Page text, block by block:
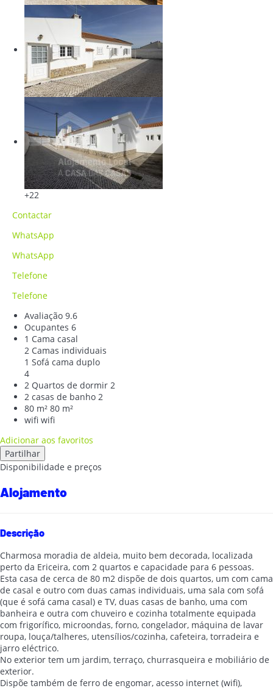
+22
Contactar
WhatsApp
WhatsApp
Telefone
Telefone
Avaliação 9.6
Ocupantes 6
1 Cama casal
2 Camas individuais
1 Sofá cama duplo
4
2 Quartos de dormir 2
2 casas de banho 2
80 m² 80 m²
wifi wifi
Adicionar aos favoritos
Partilhar
Disponibilidade e preços
Alojamento
Descrição
Charmosa moradia de aldeia, muito bem decorada, localizada
perto da Ericeira, com 2 quartos e capacidade para 6 pessoas.
Esta casa de cerca de 80 m2 dispõe de dois quartos, um com cama
de casal e outro com duas camas individuais, uma sala com sofá
(que é sofá cama casal) e TV, duas casas de banho, uma com
banheira e outra com chuveiro e cozinha totalmente equipada
com frigorífico, microondas, forno, congelador, máquina de lavar
roupa, louça/talheres, utensílios/cozinha, cafeteira, torradeira e
jarro eléctrico.
No exterior tem um jardim, terraço, churrasqueira e mobiliário de
exterior.
Dispõe também de ferro de engomar, acesso internet (wifi),